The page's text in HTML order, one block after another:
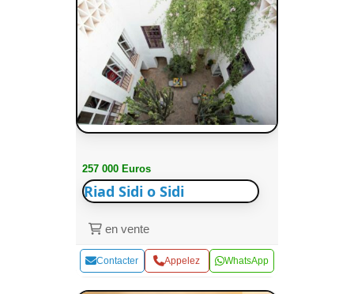
257 000 Euros
Riad Sidi o Sidi
en vente
Contacter Appelez WhatsApp